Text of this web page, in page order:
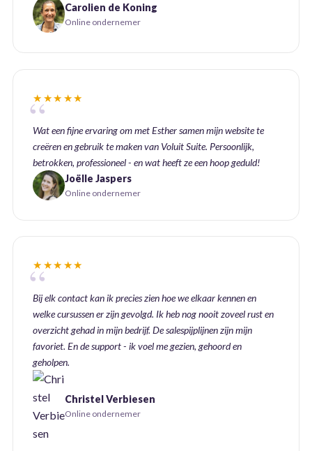
Carolien de Koning
Online ondernemer
★★★★★
Wat een fijne ervaring om met Esther samen mijn website te
creëren en gebruik te maken van Voluit Suite. Persoonlijk,
betrokken, professioneel - en wat heeft ze een hoop geduld!
Joëlle Jaspers
Online ondernemer
★★★★★
Bij elk contact kan ik precies zien hoe we elkaar kennen en
welke cursussen er zijn gevolgd. Ik heb nog nooit zoveel rust en
overzicht gehad in mijn bedrijf. De salespijplijnen zijn mijn
favoriet. En de support - ik voel me gezien, gehoord en
geholpen.
Christel Verbiesen
Online ondernemer